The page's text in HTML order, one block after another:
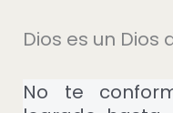
Dios es un Dios
No te